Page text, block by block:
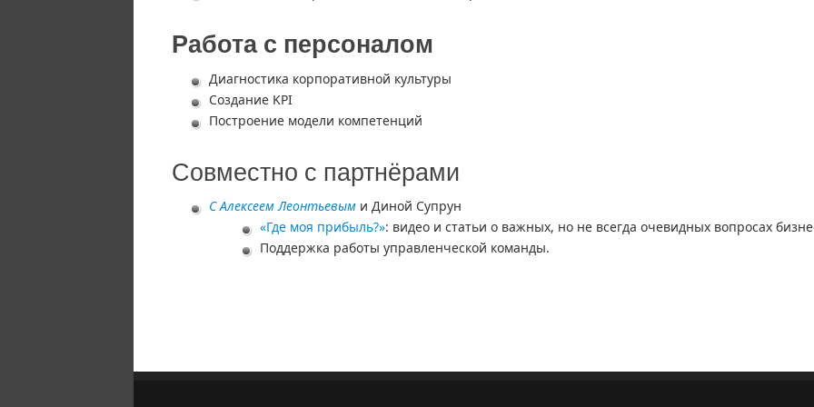
Работа с персоналом
Диагностика корпоративной культуры
Создание KPI
Построение модели компетенций
Совместно с партнёрами
С Алексеем Леонтьевым и Диной Супрун
«Где моя прибыль?»: видео и статьи о важных, но не всегда очевидных вопросах
Поддержка работы управленческой команды.